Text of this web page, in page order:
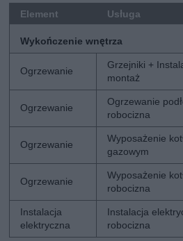
Element Usługa
Wykończenie wnętrza
Ogrzewanie
Grzejniki +
montaż
Ogrzewanie
Ogrzewanie
robocizna
Ogrzewanie
Wyposażenie
gazowym
Ogrzewanie
Wyposażenie
robocizna
Instalacja
elektryczna
Instalacja
robocizna